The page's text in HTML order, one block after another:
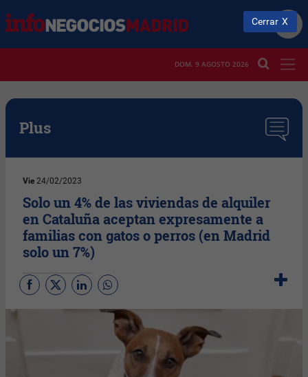
DOM. 9 AGOSTO 2026
Plus
Vie 24/02/2023
Solo un 4% de las viviendas de alquiler
en Cataluña aceptan expresamente a
familias con gatos o perros (en Madrid
solo un 7%)
Cerrar